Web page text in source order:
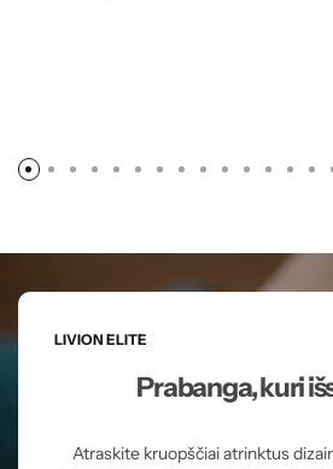
LIVION ELITE
Prabanga, kuri
Atraskite kruopščiai atrinktus